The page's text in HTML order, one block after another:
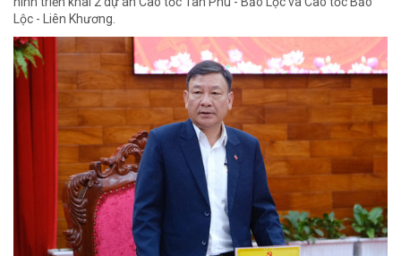
Lộc - Liên Khương.